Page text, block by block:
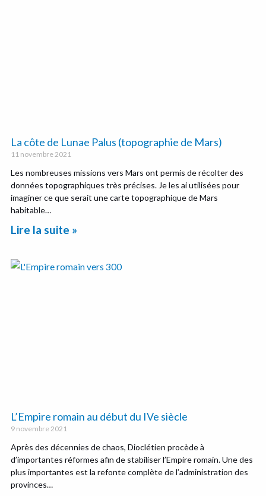
La côte de Lunae Palus (topographie de Mars)
11 novembre 2021
Les nombreuses missions vers Mars ont permis de récolter des
données topographiques très précises. Je les ai utilisées pour
imaginer ce que serait une carte topographique de Mars
habitable…
Lire la suite »
L’Empire romain au début du IVe siècle
9 novembre 2021
Après des décennies de chaos, Dioclétien procède à
d’importantes réformes afin de stabiliser l’Empire romain. Une des
plus importantes est la refonte complète de l’administration des
provinces…